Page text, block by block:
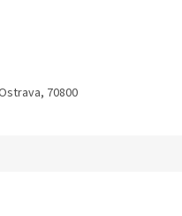
70800